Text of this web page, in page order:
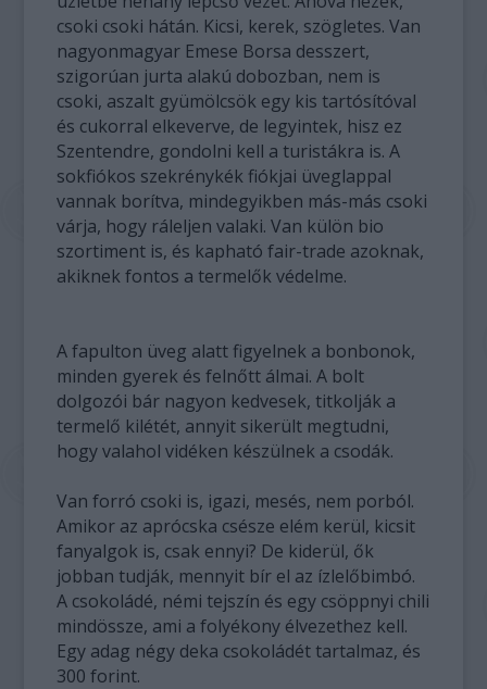
csoki csoki hátán. Kicsi, kerek, szögletes. Van
nagyonmagyar Emese Borsa desszert,
szigorúan jurta alakú dobozban, nem is
csoki, aszalt gyümölcsök egy kis tartósítóval
és cukorral elkeverve, de legyintek, hisz ez
Szentendre, gondolni kell a turistákra is. A
sokfiókos szekrénykék fiókjai üveglappal
vannak borítva, mindegyikben más-más csoki
várja, hogy ráleljen valaki. Van külön bio
szortiment is, és kapható fair-trade azoknak,
akiknek fontos a termelők védelme.
A fapulton üveg alatt figyelnek a bonbonok,
minden gyerek és felnőtt álmai. A bolt
dolgozói bár nagyon kedvesek, titkolják a
termelő kilétét, annyit sikerült megtudni,
hogy valahol vidéken készülnek a csodák.
Van forró csoki is, igazi, mesés, nem porból.
Amikor az aprócska csésze elém kerül, kicsit
fanyalgok is, csak ennyi? De kiderül, ők
jobban tudják, mennyit bír el az ízlelőbimbó.
A csokoládé, némi tejszín és egy csöppnyi chili
mindössze, ami a folyékony élvezethez kell.
Egy adag négy deka csokoládét tartalmaz, és
300 forint.